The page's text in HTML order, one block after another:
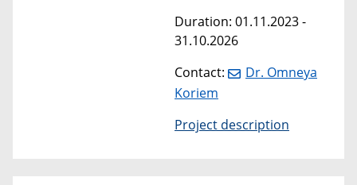
Duration: 01.11.2023 -
31.10.2026
Contact:
Dr. Omneya
Koriem
Project description